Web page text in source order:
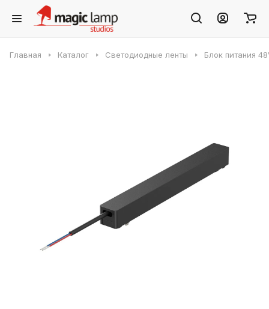
Главная Каталог Светодиодные ленты Блок питания